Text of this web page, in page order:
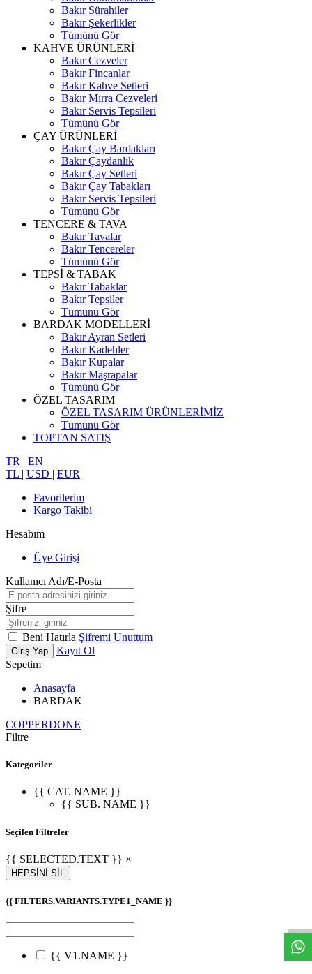
Bakır Sürahiler
Bakır Şekerlikler
Tümünü Gör
KAHVE ÜRÜNLERİ
Bakır Cezveler
Bakır Fincanlar
Bakır Kahve Setleri
Bakır Mırra Cezveleri
Bakır Servis Tepsileri
Tümünü Gör
ÇAY ÜRÜNLERİ
Bakır Çay Bardakları
Bakır Çaydanlık
Bakır Çay Setleri
Bakır Çay Tabakları
Bakır Servis Tepsileri
Tümünü Gör
TENCERE & TAVA
Bakır Tavalar
Bakır Tencereler
Tümünü Gör
TEPSİ & TABAK
Bakır Tabaklar
Bakır Tepsiler
Tümünü Gör
BARDAK MODELLERİ
Bakır Ayran Setleri
Bakır Kadehler
Bakır Kupalar
Bakır Maşrapalar
Tümünü Gör
ÖZEL TASARIM
ÖZEL TASARIM ÜRÜNLERİMİZ
Tümünü Gör
TOPTAN SATIŞ
TR | EN
TL | USD | EUR
Favorilerim
Kargo Takibi
Hesabım
Üye Girişi
Kullanıcı Adı/E-Posta
Şifre
Beni Hatırla Şifremi Unuttum
Giriş Yap
Kayıt Ol
Sepetim
Anasayfa
BARDAK
COPPERDONE
Filtre
Kategoriler
{{ CAT. NAME }}
{{ SUB. NAME }}
Seçilen Filtreler
{{ SELECTED.TEXT }} ×
HEPSİNİ SİL
{{ FILTERS.VARIANTS.TYPE1_NAME }}
{{ V1.NAME }}